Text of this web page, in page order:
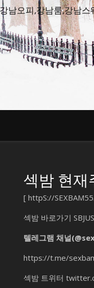
남오피,강남룸,강남
섹밤 현재
[ httpS://
섹밤 바로가기
텔레그램 채널
https://t.me/
섹밤 트위터